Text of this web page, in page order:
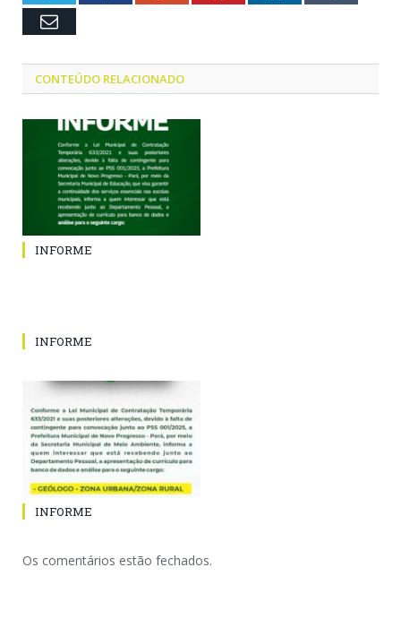
Email
CONTEÚDO RELACIONADO
INFORME
INFORME
INFORME
Os comentários estão fechados.